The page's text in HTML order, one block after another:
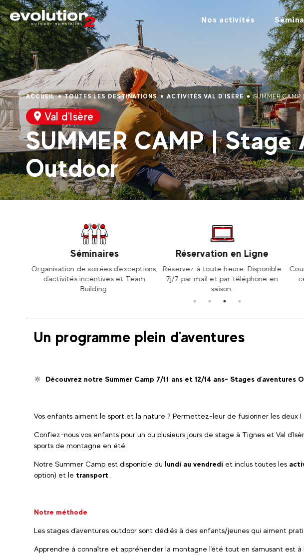
Nos activités
ACCUEIL TOUTES LES DESTINATIONS ACTIVITÉS VAL D'ISÈRE SUMMER CAMP
Val d'Isère
SUMMER CAMP | Stage
Outdoor
Séminaires
Organisation de soirées d'exceptions,
d'activités incentives et Team
Building.
Réservation en Ligne
Réservez à toute heure. Disponible
7j/7 par mail et par téléphone en
saison.
Un programme plein d'aventures
🔆 Découvrez notre Summer Camp 7/11 ans et 12/14 ans- Stages d'aventures
Vos enfants aiment le sport et la nature ? Permettez-leur de fusionner les deux !
Confiez-nous vos enfants pour un ou plusieurs jours de stage à Tignes et Val
sports de montagne en été.
Notre Summer Camp est disponible du lundi au vendredi et inclus toutes les
option) et le transport
Notre méthode
Les stages d'aventures outdoor sont dédiés à des enfants/jeunes qui aiment
Apprendre à connaître et appréhender la montagne l'été tout en s'amusant est à